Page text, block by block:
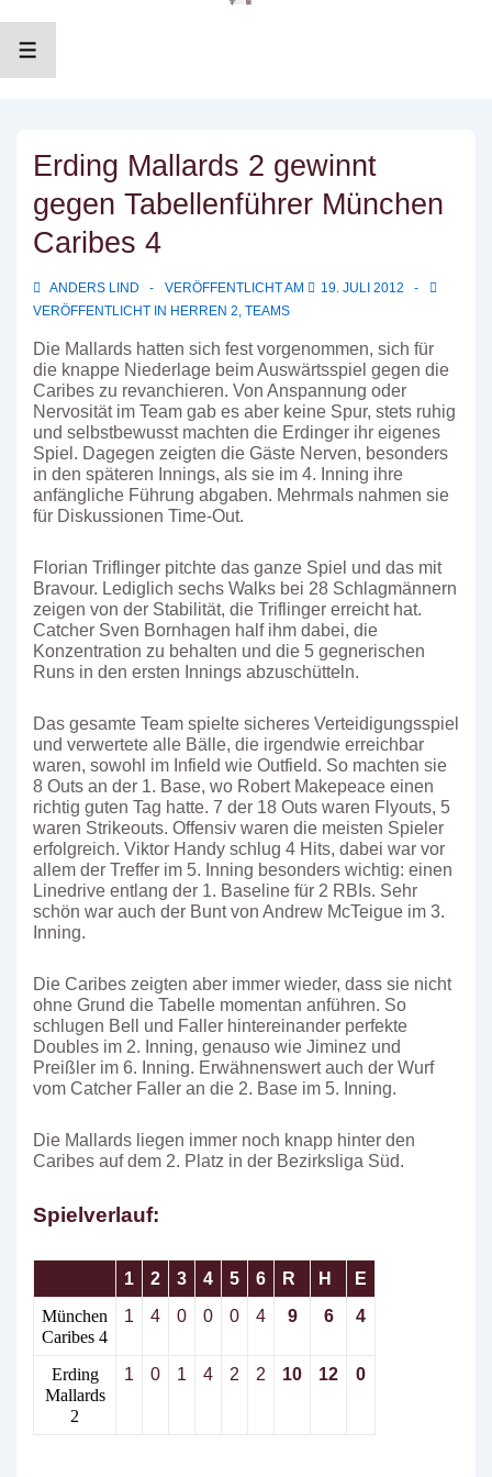
InhaltMENÜ
Erding Mallards 2 gewinnt
gegen Tabellenführer München
Caribes 4
ANDERS LIND VERÖFFENTLICHT AM
19. JULI 2012
VERÖFFENTLICHT IN HERREN 2, TEAMS
Die Mallards hatten sich fest vorgenommen, sich für
die knappe Niederlage beim Auswärtsspiel gegen die
Caribes zu revanchieren. Von Anspannung oder
Nervosität im Team gab es aber keine Spur, stets ruhig
und selbstbewusst machten die Erdinger ihr eigenes
Spiel. Dagegen zeigten die Gäste Nerven, besonders
in den späteren Innings, als sie im 4. Inning ihre
anfängliche Führung abgaben. Mehrmals nahmen sie
für Diskussionen Time-Out.
Florian Triflinger pitchte das ganze Spiel und das mit
Bravour. Lediglich sechs Walks bei 28 Schlagmännern
zeigen von der Stabilität, die Triflinger erreicht hat.
Catcher Sven Bornhagen half ihm dabei, die
Konzentration zu behalten und die 5 gegnerischen
Runs in den ersten Innings abzuschütteln.
Das gesamte Team spielte sicheres Verteidigungsspiel
und verwertete alle Bälle, die irgendwie erreichbar
waren, sowohl im Infield wie Outfield. So machten sie
8 Outs an der 1. Base, wo Robert Makepeace einen
richtig guten Tag hatte. 7 der 18 Outs waren Flyouts, 5
waren Strikeouts. Offensiv waren die meisten Spieler
erfolgreich. Viktor Handy schlug 4 Hits, dabei war vor
allem der Treffer im 5. Inning besonders wichtig: einen
Linedrive entlang der 1. Baseline für 2 RBIs. Sehr
schön war auch der Bunt von Andrew McTeigue im 3.
Inning.
Die Caribes zeigten aber immer wieder, dass sie nicht
ohne Grund die Tabelle momentan anführen. So
schlugen Bell und Faller hintereinander perfekte
Doubles im 2. Inning, genauso wie Jiminez und
Preißler im 6. Inning. Erwähnenswert auch der Wurf
vom Catcher Faller an die 2. Base im 5. Inning.
Die Mallards liegen immer noch knapp hinter den
Caribes auf dem 2. Platz in der Bezirksliga Süd.
Spielverlauf:
1 2 3 4 5 6 R H
E
München
Caribes 4
1 4 0 0 0 4 9 6 4
Erding
Mallards
2
1 0 1 4 2 2 10 12 0